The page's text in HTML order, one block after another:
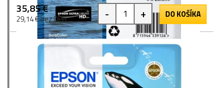
35,85 €
29,14 € bez DPH - + DO KOŠÍKA